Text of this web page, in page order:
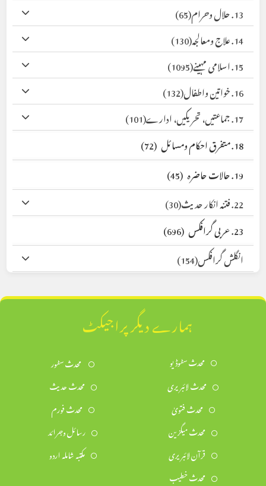
13. حلال وحرام
(65)
14. علاج ومعالجہ
(130)
15. اسلامی مہینے
(1095)
16. خواتین واطفال
(132)
17. جماعتیں، تحریکیں، ادارے
(101)
18. متفرق احکام ومسائل
(72)
19. حالات حاضرہ
(45)
22. فتنہ انکار حدیث
(30)
23. عربی گرافکس
(696)
انگلش گرافکس(154)
ہمارے دیگر پراجیکٹ
محدث سٹوڈیو
محدث سٹور
محدث لائبریری
محدث حدیث
محدث فتویٰ
محدث فورم
محدث میگزین
رسائل وجرائد
قرآن لائبریری
مکتبہ شاملہ اردو
محدث خطیب